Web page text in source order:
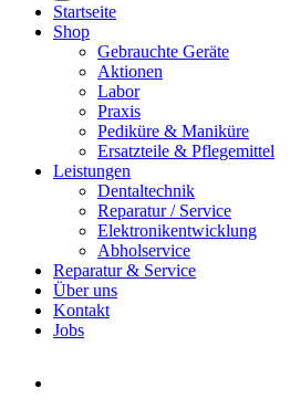
Startseite
Shop
Gebrauchte Geräte
Aktionen
Labor
Praxis
Pediküre & Maniküre
Ersatzteile & Pflegemittel
Leistungen
Dentaltechnik
Reparatur / Service
Elektronikentwicklung
Abholservice
Reparatur & Service
Über uns
Kontakt
Jobs